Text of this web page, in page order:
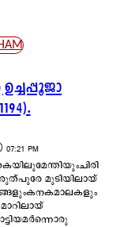
07:21 PM